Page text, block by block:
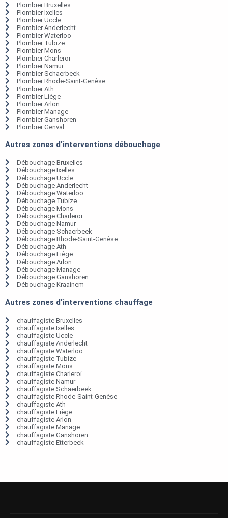
Plombier Bruxelles
Plombier Ixelles
Plombier Uccle
Plombier Anderlecht
Plombier Waterloo
Plombier Tubize
Plombier Mons
Plombier Charleroi
Plombier Namur
Plombier Schaerbeek
Plombier Rhode-Saint-Genèse
Plombier Ath
Plombier Liège
Plombier Arlon
Plombier Manage
Plombier Ganshoren
Plombier Genval
Autres zones d'interventions débouchage
Débouchage Bruxelles
Débouchage Ixelles
Débouchage Uccle
Débouchage Anderlecht
Débouchage Waterloo
Débouchage Tubize
Débouchage Mons
Débouchage Charleroi
Débouchage Namur
Débouchage Schaerbeek
Débouchage Rhode-Saint-Genèse
Débouchage Ath
Débouchage Liège
Débouchage Arlon
Débouchage Manage
Débouchage Ganshoren
Débouchage Kraainem
Autres zones d'interventions chauffage
chauffagiste Bruxelles
chauffagiste Ixelles
chauffagiste Uccle
chauffagiste Anderlecht
chauffagiste Waterloo
chauffagiste Tubize
chauffagiste Mons
chauffagiste Charleroi
chauffagiste Namur
chauffagiste Schaerbeek
chauffagiste Rhode-Saint-Genèse
chauffagiste Ath
chauffagiste Liège
chauffagiste Arlon
chauffagiste Manage
chauffagiste Ganshoren
chauffagiste Etterbeek